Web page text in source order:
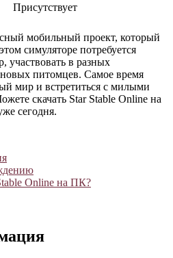
Присутствует
мобильный проект, который
симуляторе потребуется
участвовать в разных
питомцев. Самое время
мир и встретиться с милыми
скачать Star Stable Online на
сегодня.
Online на ПК?